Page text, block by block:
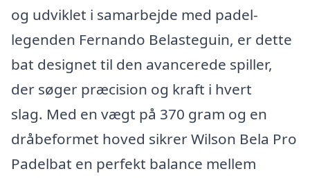
og udviklet i samarbejde med padel-
legenden Fernando Belasteguin, er dette
bat designet til den avancerede spiller,
der søger præcision og kraft i hvert
slag. Med en vægt på 370 gram og en
dråbeformet hoved sikrer Wilson Bela Pro
Padelbat en perfekt balance mellem